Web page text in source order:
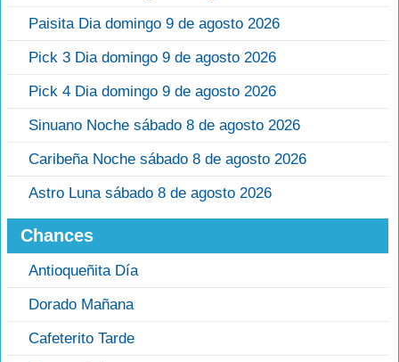
Paisita Dia domingo 9 de agosto 2026
Pick 3 Dia domingo 9 de agosto 2026
Pick 4 Dia domingo 9 de agosto 2026
Sinuano Noche sábado 8 de agosto 2026
Caribeña Noche sábado 8 de agosto 2026
Astro Luna sábado 8 de agosto 2026
Chances
Antioqueñita Día
Dorado Mañana
Cafeterito Tarde